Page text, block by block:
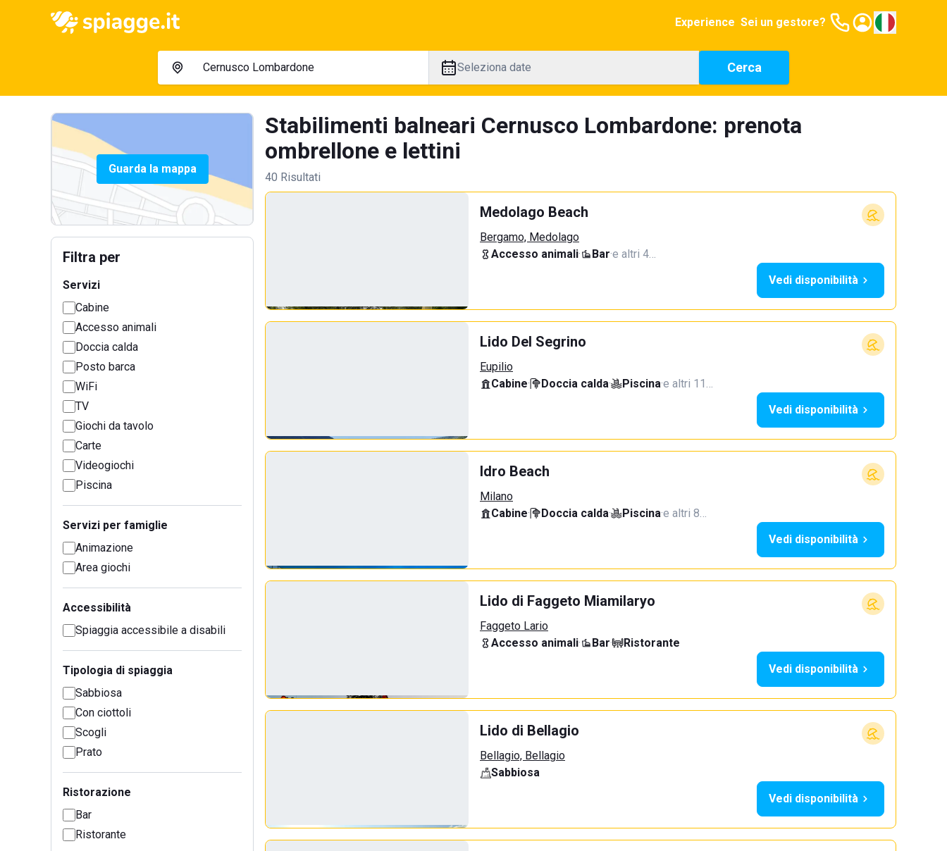
Experience Sei un gestore?
Seleziona date Cerca
Guarda la mappa
Filtra per
Servizi
Cabine
Accesso animali
Doccia calda
Posto barca
WiFi
TV
Giochi da tavolo
Carte
Videogiochi
Piscina
Servizi per famiglie
Animazione
Area giochi
Accessibilità
Spiaggia accessibile a disabili
Tipologia di spiaggia
Sabbiosa
Con ciottoli
Scogli
Prato
Ristorazione
Bar
Ristorante
Stabilimenti balneari Cernusco Lombardone: prenota
ombrellone e lettini
40 Risultati
Medolago Beach
Bergamo, Medolago
Accesso animali· Bar·e altri 4…
Vedi disponibilità
Lido Del Segrino
Eupilio
Cabine· Doccia calda· Piscina·e altri 11…
Vedi disponibilità
Idro Beach
Milano
Cabine· Doccia calda· Piscina·e altri 8…
Vedi disponibilità
Lido di Faggeto Miamilaryo
Faggeto Lario
Accesso animali· Bar·
Ristorante
Vedi disponibilità
Lido di Bellagio
Bellagio, Bellagio
Sabbiosa
Vedi disponibilità